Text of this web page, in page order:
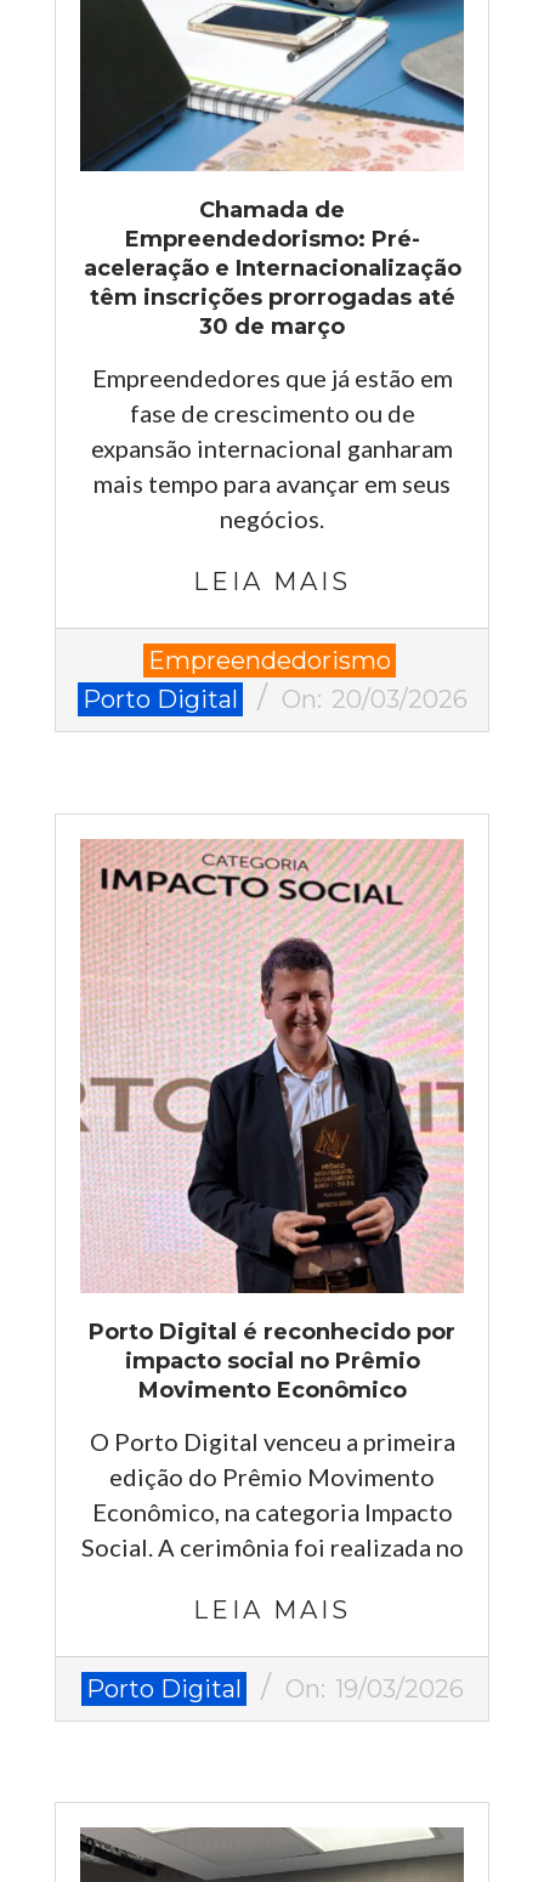
Chamada de
Empreendedorismo: Pré-
aceleração e Internacionalização
têm inscrições prorrogadas até
30 de março
Empreendedores que já estão em
fase de crescimento ou de
expansão internacional ganharam
mais tempo para avançar em seus
negócios.
LEIA MAIS
03-
20
Empreendedorismo
Porto Digital
On: 20/03/2026
Porto Digital é reconhecido por
impacto social no Prêmio
Movimento Econômico
O Porto Digital venceu a primeira
edição do Prêmio Movimento
Econômico, na categoria Impacto
Social. A cerimônia foi realizada no
LEIA MAIS
2026-
03-
Porto Digital On: 19/03/2026